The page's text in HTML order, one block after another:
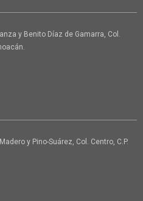
y Benito Díaz de Gamarra, Col.
y Pino-Suárez, Col. Centro, C.P.